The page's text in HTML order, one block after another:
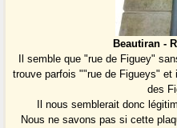
Beautiran -
Il semble que "rue de Figuey"
trouve parfois ""rue de Figueys" et
des
Il nous semblerait donc
Nous ne savons pas si cette